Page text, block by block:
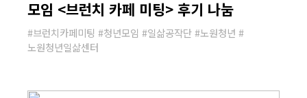
모임 <브런치 카페 미팅> 후기 나눔
#브런치카페미팅 #청년모임 #일삶공작단 #노원청년 #
노원청년일삶센터